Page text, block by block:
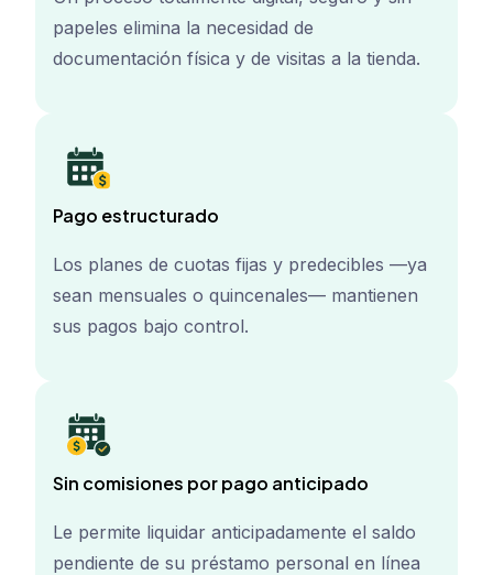
papeles elimina la necesidad de
documentación física y de visitas a la tienda.
Pago estructurado
Los planes de cuotas fijas y predecibles —ya
sean mensuales o quincenales— mantienen
sus pagos bajo control.
Sin comisiones por pago anticipado
Le permite liquidar anticipadamente el saldo
pendiente de su préstamo personal en línea